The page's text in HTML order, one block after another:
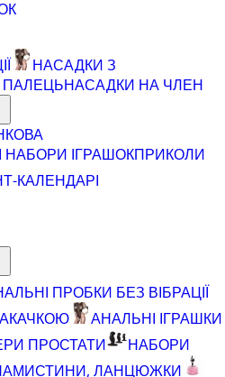
НАСАДКИ З
НАСАДКИ НА ЧЛЕН
НАБОРИ ІГРАШОКПРИКОЛИ
КАЛЕНДАРІ
ПРОБКИ БЕЗ ВІБРАЦІЇ
АНАЛЬНІ ІГРАШКИ
ПРОСТАТИ
НАБОРИ
ЛАНЦЮЖКИ